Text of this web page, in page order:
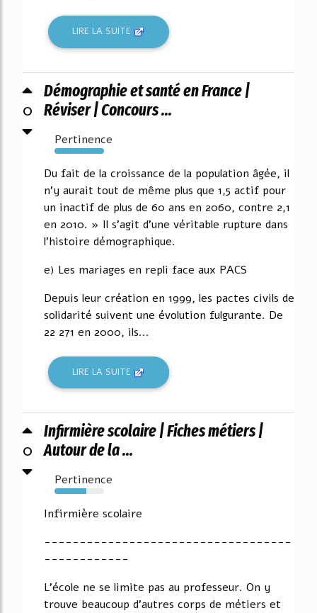
LIRE LA SUITE
0
Démographie et santé en France |
Réviser | Concours ...
Pertinence
2916%
Du fait de la croissance de la population âgée, il
n'y aurait tout de même plus que 1,5 actif pour
un inactif de plus de 60 ans en 2060, contre 2,1
en 2010. » Il s'agit d'une véritable rupture dans
l'histoire démographique.
e) Les mariages en repli face aux PACS
Depuis leur création en 1999, les pactes civils de
solidarité suivent une évolution fulgurante. De
22 271 en 2000, ils...
LIRE LA SUITE
0
Infirmière scolaire | Fiches métiers |
Autour de la ...
Pertinence
64%
Infirmière scolaire
-----------------------------------
------------
L'école ne se limite pas au professeur. On y
trouve beaucoup d'autres corps de métiers et